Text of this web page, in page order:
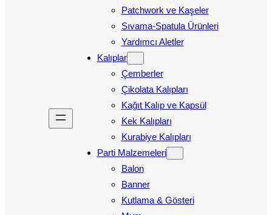
Patchwork ve Kaşeler
Sıvama-Spatula Ürünleri
Yardımcı Aletler
Kalıplar
Çemberler
Çikolata Kalıpları
Kağıt Kalıp ve Kapsül
Kek Kalıpları
Kurabiye Kalıpları
Parti Malzemeleri
Balon
Banner
Kutlama & Gösteri